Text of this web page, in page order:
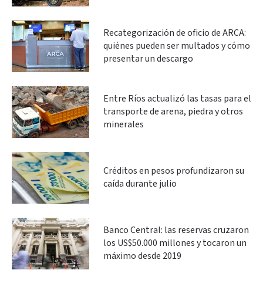
Recategorización de oficio de ARCA:
quiénes pueden ser multados y cómo
presentar un descargo
Entre Ríos actualizó las tasas para el
transporte de arena, piedra y otros
minerales
Créditos en pesos profundizaron su
caída durante julio
Banco Central: las reservas cruzaron
los US$50.000 millones y tocaron un
máximo desde 2019